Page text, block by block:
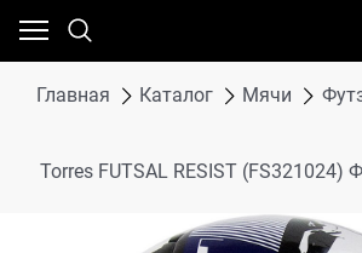
Главная Каталог Мячи
Torres FUTSAL RESIST (FS321024)